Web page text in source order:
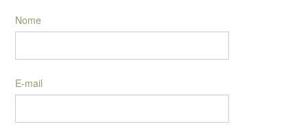
Nome
E-mail